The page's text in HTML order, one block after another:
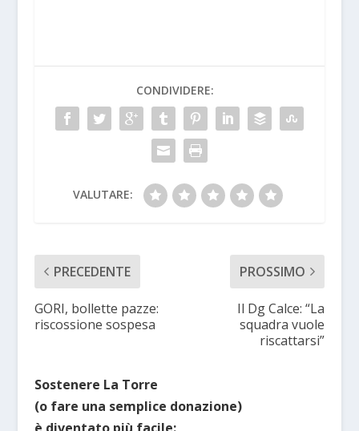
CONDIVIDERE:
VALUTARE:
PRECEDENTE
GORI, bollette pazze:
riscossione sospesa
PROSSIMO
Il Dg Calce: “La
squadra vuole
riscattarsi”
Sostenere La Torre
(o fare una semplice donazione)
è diventato più facile: